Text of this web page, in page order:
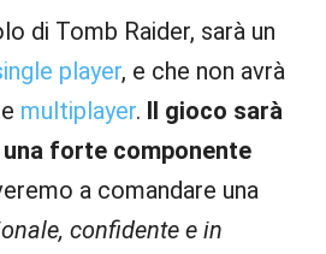
di Tomb Raider, sarà un
player, e che non avrà
multiplayer. Il gioco sarà
forte componente
a comandare una
confidente e in